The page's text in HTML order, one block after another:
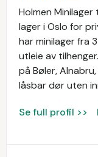
Holmen
lager i Oslo for
har minilager fra
utleie av
på Bøler,
låsbar dør uten
Se full profil >>